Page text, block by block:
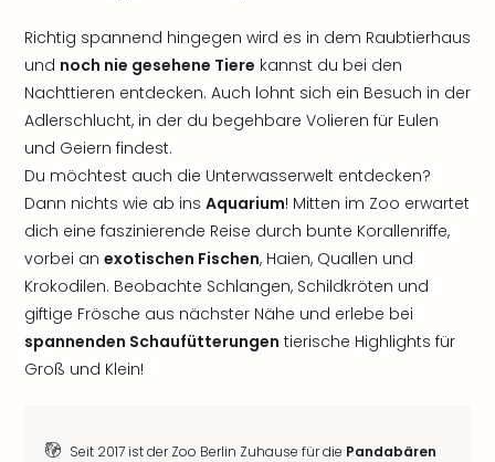
Richtig spannend hingegen wird es in dem Raubtierhaus
und noch nie gesehene Tiere kannst du bei den
Nachttieren entdecken. Auch lohnt sich ein Besuch in der
Adlerschlucht, in der du begehbare Volieren für Eulen
und Geiern findest.
Du möchtest auch die Unterwasserwelt entdecken?
Dann nichts wie ab ins Aquarium! Mitten im Zoo erwartet
dich eine faszinierende Reise durch bunte Korallenriffe,
vorbei an exotischen Fischen, Haien, Quallen und
Krokodilen. Beobachte Schlangen, Schildkröten und
giftige Frösche aus nächster Nähe und erlebe bei
spannenden Schaufütterungen tierische Highlights für
Groß und Klein!
Seit 2017 ist der Zoo Berlin Zuhause für die Pandabären